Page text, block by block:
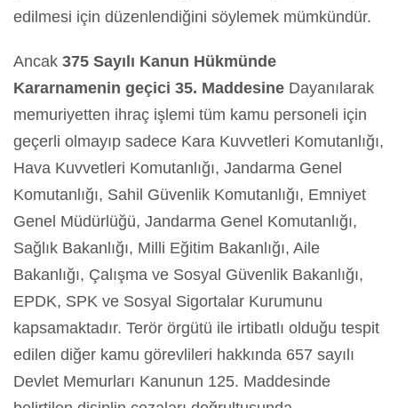
edilmesi için düzenlendiğini söylemek mümkündür.
Ancak 375 Sayılı Kanun Hükmünde
Kararnamenin geçici 35. Maddesine Dayanılarak
memuriyetten ihraç işlemi tüm kamu personeli için
geçerli olmayıp sadece Kara Kuvvetleri Komutanlığı,
Hava Kuvvetleri Komutanlığı, Jandarma Genel
Komutanlığı, Sahil Güvenlik Komutanlığı, Emniyet
Genel Müdürlüğü, Jandarma Genel Komutanlığı,
Sağlık Bakanlığı, Milli Eğitim Bakanlığı, Aile
Bakanlığı, Çalışma ve Sosyal Güvenlik Bakanlığı,
EPDK, SPK ve Sosyal Sigortalar Kurumunu
kapsamaktadır. Terör örgütü ile irtibatlı olduğu tespit
edilen diğer kamu görevlileri hakkında 657 sayılı
Devlet Memurları Kanunun 125. Maddesinde